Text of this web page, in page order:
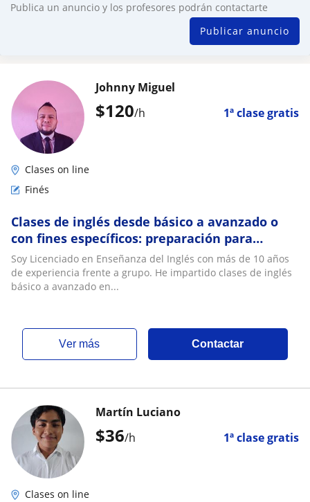
Publica un anuncio y los profesores podrán contactarte
Publicar anuncio
$120/h 1ª clase gratis
Johnny Miguel
Clases on line
Finés
Clases de inglés desde básico a avanzado o
con fines específicos: preparación para
exámenes, apoyo con tareas, etc
Soy Licenciado en Enseñanza del Inglés con más de 10 años
de experiencia frente a grupo. He impartido clases de inglés
básico a avanzado en...
ver más Contactar
$36/h 1ª clase gratis
Martín Luciano
Clases on line